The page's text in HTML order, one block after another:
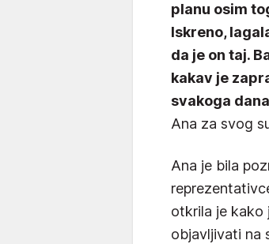
planu osim
Iskreno,
da je on taj.
kakav je
svakoga
Ana za svog
Ana je bila
otkrila je kako
objavljivati na